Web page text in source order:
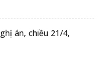
án, chiều 21/4,